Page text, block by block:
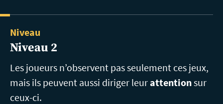
Niveau
Niveau 2
Les joueurs n’observent pas seulement ces jeux,
mais ils peuvent aussi diriger leurattentionsur
ceux-ci.